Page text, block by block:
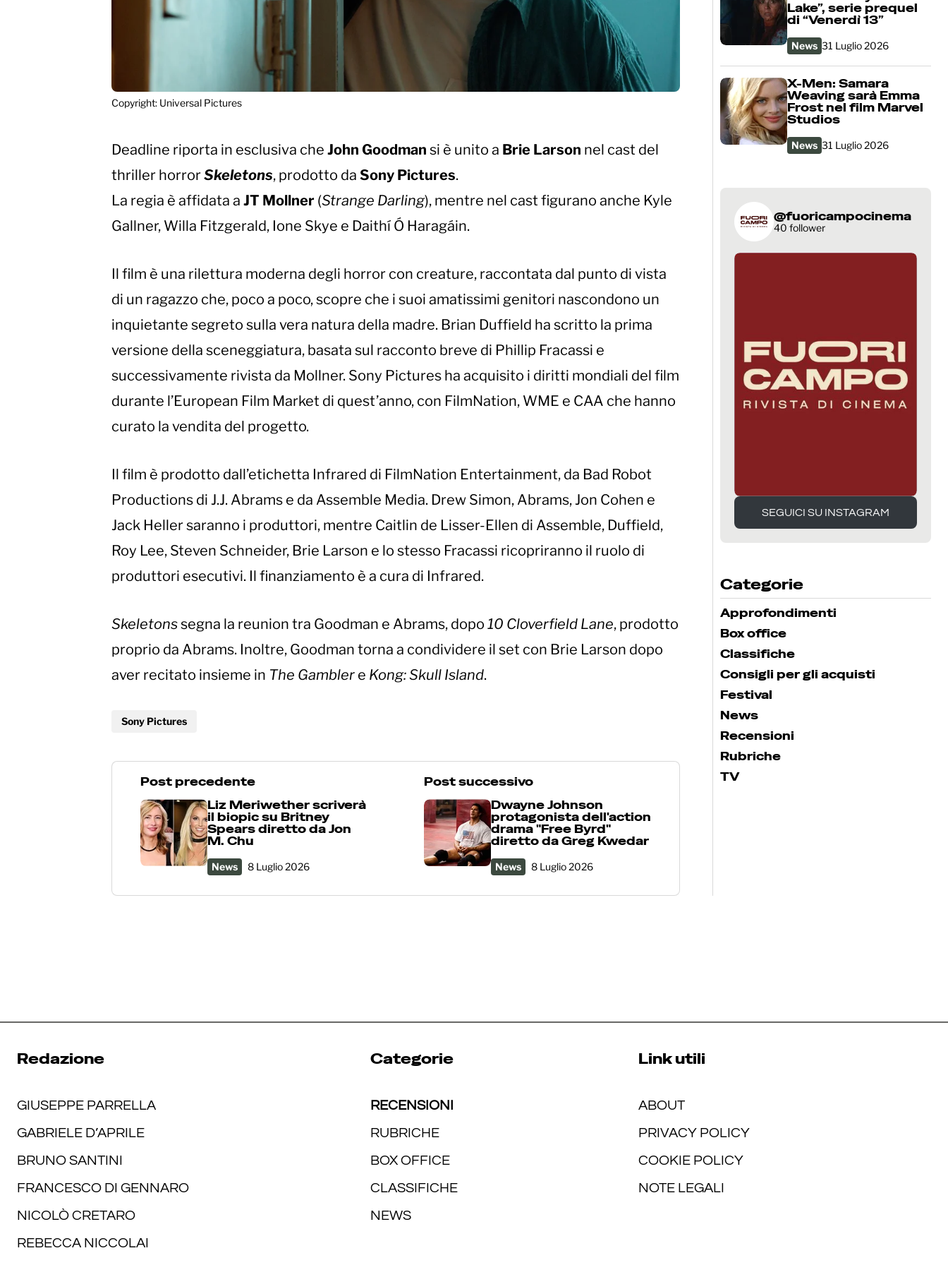
Copyright: Universal Pictures
Deadline riporta in esclusiva che John Goodman si è unito a Brie Larson nel cast del
thriller horrorSkeletons, prodotto da Sony Pictures.
La regia è affidata a JT Mollner (Strange Darling), mentre nel cast figurano anche Kyle
Gallner, Willa Fitzgerald, Ione Skye e Daithí Ó Haragáin.
Il film è una rilettura moderna degli horror con creature, raccontata dal punto di vista
di un ragazzo che, poco a poco, scopre che i suoi amatissimi genitori nascondono un
inquietante segreto sulla vera natura della madre. Brian Duffield ha scritto la prima
versione della sceneggiatura, basata sul racconto breve di Phillip Fracassi e
successivamente rivista da Mollner. Sony Pictures ha acquisito i diritti mondiali del film
durante l’European Film Market di quest’anno, con FilmNation, WME e CAA che hanno
curato la vendita del progetto.
Il film è prodotto dall’etichetta Infrared di FilmNation Entertainment, da Bad Robot
Productions di J.J. Abrams e da Assemble Media. Drew Simon, Abrams, Jon Cohen e
Jack Heller saranno i produttori, mentre Caitlin de Lisser-Ellen di Assemble, Duffield,
Roy Lee, Steven Schneider, Brie Larson e lo stesso Fracassi ricopriranno il ruolo di
produttori esecutivi. Il finanziamento è a cura di Infrared.
Skeletonssegna la reunion tra Goodman e Abrams, dopo 10 Cloverfield Lane, prodotto
proprio da Abrams. Inoltre, Goodman torna a condividere il set con Brie Larson dopo
aver recitato insieme in The Gambler e Kong: Skull Island.
Sony Pictures
Post precedente
Liz Meriwether scriverà
il biopic su Britney
Spears diretto da Jon
M. Chu
News 8 Luglio 2026
Post successivo
Dwayne Johnson
protagonista dell'action
drama "Free Byrd"
diretto da Greg Kwedar
News 8 Luglio 2026
Lake”, serie prequel
di “Venerdì 13”
News 31 Luglio 2026
X-Men: Samara
Weaving sarà Emma
Frost nel film Marvel
Studios
News 31 Luglio 2026
@fuoricampocinema
40 follower
SEGUICI SU INSTAGRAM
SEGUICI SU INSTAGRAM
Categorie
Approfondimenti
Box office
Classifiche
Consigli per gli acquisti
Festival
News
Recensioni
Rubriche
TV
Redazione
GIUSEPPE PARRELLA
GABRIELE D’APRILE
BRUNO SANTINI
FRANCESCO DI GENNARO
NICOLÒ CRETARO
REBECCA NICCOLAI
Categorie
RECENSIONI
RUBRICHE
BOX OFFICE
CLASSIFICHE
NEWS
Link utili
ABOUT
PRIVACY POLICY
COOKIE POLICY
NOTE LEGALI